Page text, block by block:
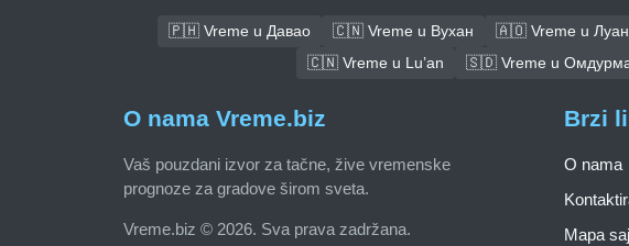
🇵🇭 Vreme u Давао 🇨🇳 Vreme u Вухан 🇦🇴 Vreme u
🇨🇳 Vreme u Lu’an
🇸🇩 Vreme u
O nama Vreme.biz
Vaš pouzdani izvor za tačne, žive vremenske
prognoze za gradove širom sveta.
Vreme.biz © 2026. Sva prava zadržana.
Brzi
O nama
Mapa